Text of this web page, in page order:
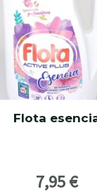
Flota
7,95€